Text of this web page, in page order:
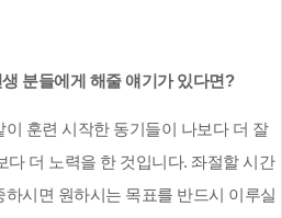
분들에게 해줄 얘기가 있다면?
이 훈련 시작한 동기들이 나보다 더 잘
다 더 노력을 한 것입니다. 좌절할 시간
시면 원하시는 목표를 반드시 이루실